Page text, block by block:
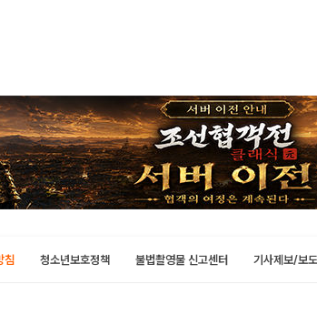
침 청소년보호정책 불법촬영물 신고센터 기사제보/보